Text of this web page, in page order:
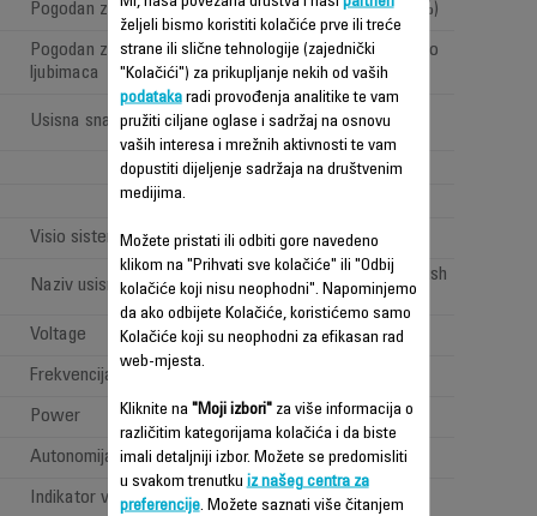
Pogodan za alergične osobe Da (filtracija < 99,9 %)
Pogodan za vlasnike kućnih
ljubimaca
Da (sa Animal Turbo
četkom)
Usisna snaga (Air Watt)
High performance
(>100 <150AW)
2
Visio sistem: "LED rasvjeta"
Naziv usisne glave
All types of floor brush
Voltage 100-240 V
Frekvencija
Power Power < 1 W
Autonomija Dugo (40min - 1h)
Indikator vremena rada Battery indicator
željeli bismo koristiti kolačiće prve ili treće
strane ili slične tehnologije (zajednički
"Kolačići") za prikupljanje nekih od vaših
podatakaradi provođenja analitike te vam
pružiti ciljane oglase i sadržaj na osnovu
vaših interesa i mrežnih aktivnosti te vam
dopustiti dijeljenje sadržaja na društvenim
medijima.
Možete pristati ili odbiti gore navedeno
klikom na "Prihvati sve kolačiće" ili "Odbij
kolačiće koji nisu neophodni". Napominjemo
da ako odbijete Kolačiće, koristićemo samo
Kolačiće koji su neophodni za efikasan rad
web-mjesta.
Kliknite na "Moji izbori"za više informacija o
različitim kategorijama kolačića i da biste
imali detaljniji izbor. Možete se predomisliti
u svakom trenutku iz našeg centra za
preferencije. Možete saznati više čitanjem